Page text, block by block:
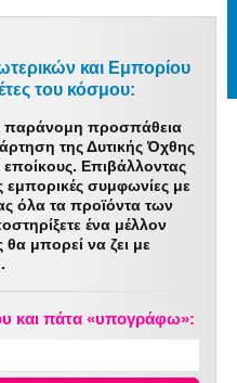
και Εμπορίου
του κόσμου:
παράνομη προσπάθεια
της Δυτικής Όχθης
Επιβάλλοντας
εμπορικές συμφωνίες με
όλα τα προϊόντα των
ένα μέλλον
μπορεί να ζει με
και πάτα «υπογράφω»: